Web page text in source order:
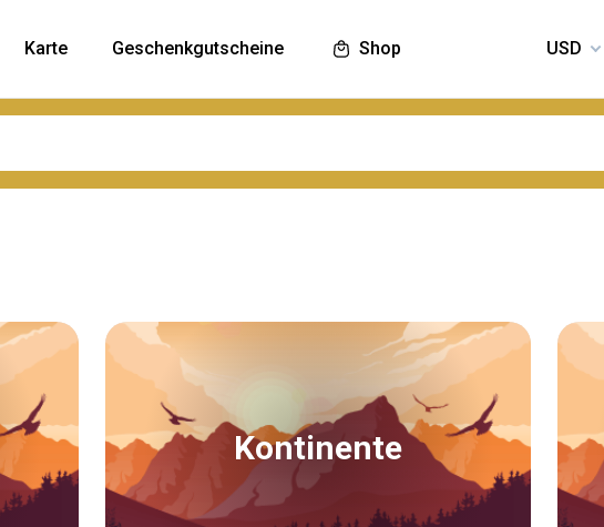
Karte Geschenkgutscheine Shop
Kontinente